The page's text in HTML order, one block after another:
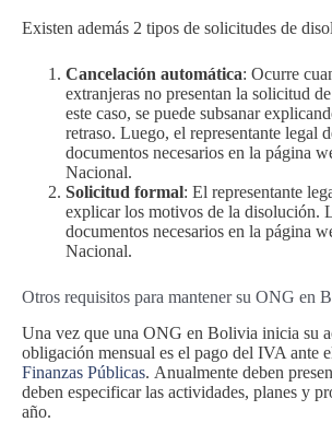
Existen además 2 tipos de solicitudes de
Cancelación automática: Ocurre
extranjeras no presentan la solicitud
este caso, se puede subsanar
retraso. Luego, el representante legal
documentos necesarios en la página
Nacional.
Solicitud formal: El representante
explicar los motivos de la disolución.
documentos necesarios en la página
Nacional.
Otros requisitos para mantener su ONG en
Una vez que una ONG en Bolivia inicia su
obligación mensual es el pago del IVA ante
Finanzas Públicas. Anualmente deben
deben especificar las actividades, planes y
año.